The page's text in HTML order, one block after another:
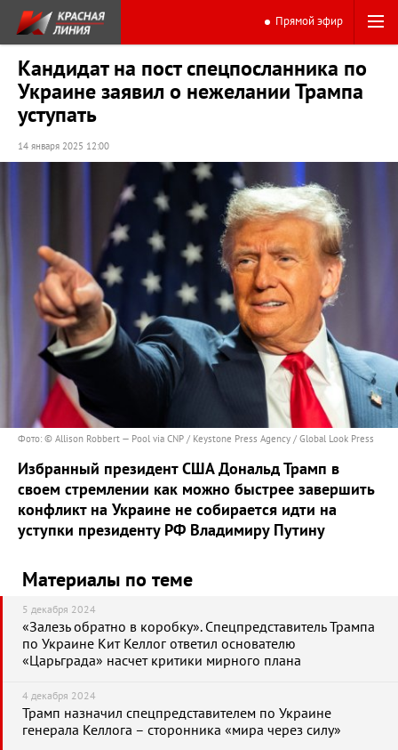
Прямой эфир
Кандидат на пост спецпосланника по
Украине заявил о нежелании Трампа
уступать
14 января 2025 12:00
Фото: © Allison Robbert — Pool via CNP / Keystone Press Agency / Global Look Press
Избранный президент США Дональд Трамп в
своем стремлении как можно быстрее завершить
конфликт на Украине не собирается идти на
уступки президенту РФ Владимиру Путину
Материалы по теме
5 декабря 2024
«Залезь обратно в коробку». Спецпредставитель Трампа
по Украине Кит Келлог ответил основателю
«Царьграда» насчет критики мирного плана
4 декабря 2024
Трамп назначил спецпредставителем по Украине
генерала Келлога – сторонника «мира через силу»